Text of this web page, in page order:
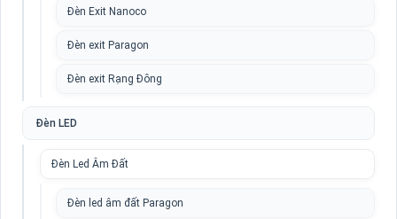
Đèn Exit Nanoco
Đèn exit Paragon
Đèn exit Rạng Đông
Đèn LED
Đèn Led Âm Đất
Đèn led âm đất Paragon